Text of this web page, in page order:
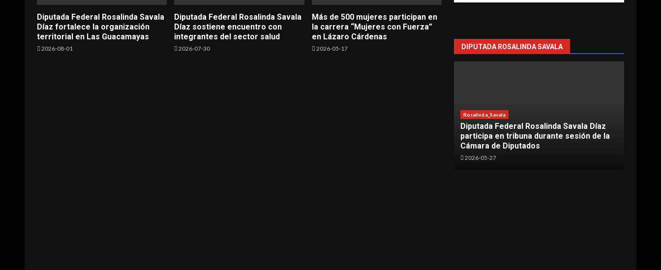
Diputada Federal Rosalinda Savala
Díaz fortalece la organización
territorial en Las Guacamayas
2026-08-01
Diputada Federal Rosalinda Savala
Díaz sostiene encuentro con
integrantes del sector salud
2026-07-30
Más de 500 mujeres participan en
la carrera “Mujeres con Fuerza”
en Lázaro Cárdenas
2026-05-17 DIPUTADA ROSALINDA SAVALA
Rosalinda_Savala
Diputada Federal Rosalinda Savala Díaz
participa en tribuna durante sesión de la
Cámara de Diputados
2026-05-27